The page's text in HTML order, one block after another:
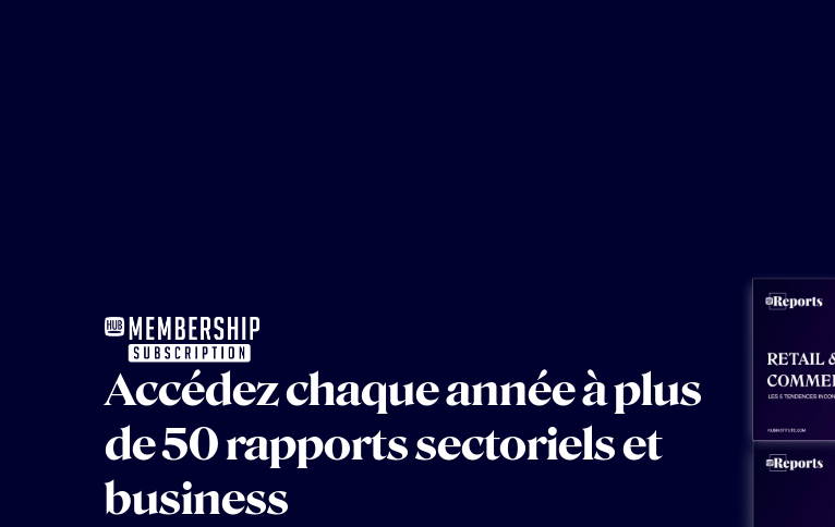
Accédez chaque année à plus
de 50 rapports sectoriels et
business